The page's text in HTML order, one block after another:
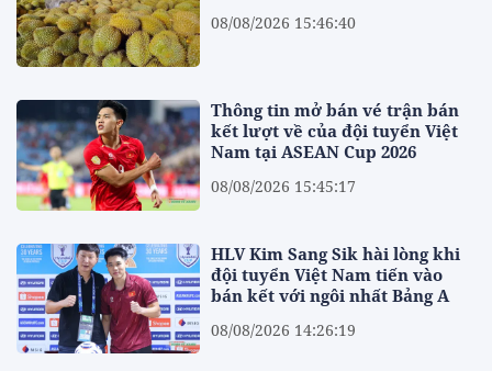
08/08/2026 15:46:40
Thông tin mở bán vé trận bán
kết lượt về của đội tuyển Việt
Nam tại ASEAN Cup 2026
08/08/2026 15:45:17
HLV Kim Sang Sik hài lòng khi
đội tuyển Việt Nam tiến vào
bán kết với ngôi nhất Bảng A
08/08/2026 14:26:19